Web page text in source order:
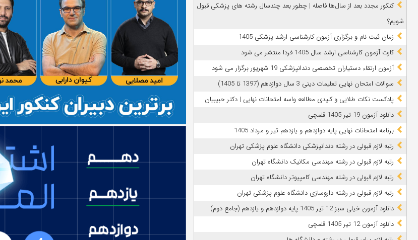
کنکور مجدد بعد از سال‌ها فاصله | چطور بعد چندسال رشته‌ های پزشکی قبول
شویم؟
زمان ثبت نام و برگزاری آزمون کارشناسی ارشد پزشکی 1405
کارت آزمون کارشناسی ارشد سال 1405 فردا منتشر می شود
آزمون ارتقاء دستیاران تخصصی دندانپزشکی 19 شهریور برگزار می شود
سوالات امتحان نهایی تعلیمات دینی 3 سال دوازدهم (1397 تا 1405)
پادکست نکات طلایی و کلیدی مطالعه واسه امتحانات نهایی | دکتر حبیبیان
دانلود آزمون 19 تیر 1405 قلمچی
برنامه امتحانات نهایی پایه دوازدهم و یازدهم تیر و مرداد 1405
رتبه لازم قبولی در رشته دندانپزشکی دانشگاه علوم پزشکی تهران
رتبه لازم قبولی در رشته مهندسی مکانیک دانشگاه تهران
رتبه لازم قبولی در رشته مهندسی کامپیوتر دانشگاه تهران
رتبه لازم قبولی در رشته داروسازی دانشگاه علوم پزشکی تهران
دانلود آزمون خیلی سبز 12 تیر 1405 پایه دوازدهم و یازدهم (جامع دوم)
دانلود آزمون 12 تیر 1405 قلمچی